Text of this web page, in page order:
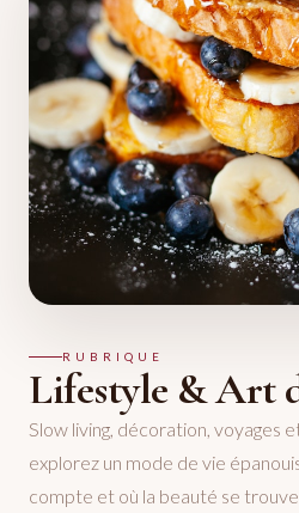
RUBRIQUE
Lifestyle & Art
Slow living, décoration, voyages
explorez un mode de vie
compte et où la beauté se